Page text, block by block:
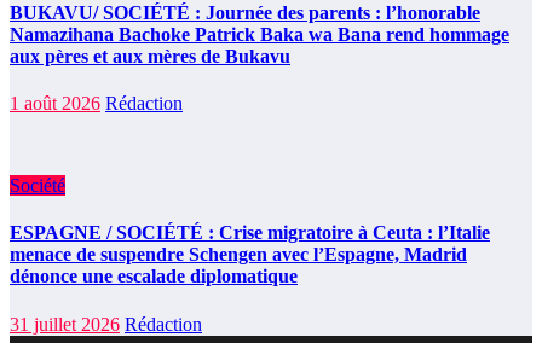
BUKAVU/ SOCIÉTÉ : Journée des parents : l’honorable
Namazihana Bachoke Patrick Baka wa Bana rend hommage
aux pères et aux mères de Bukavu
1 août 2026 Rédaction
Société
ESPAGNE / SOCIÉTÉ : Crise migratoire à Ceuta : l’Italie
menace de suspendre Schengen avec l’Espagne, Madrid
dénonce une escalade diplomatique
31 juillet 2026 Rédaction